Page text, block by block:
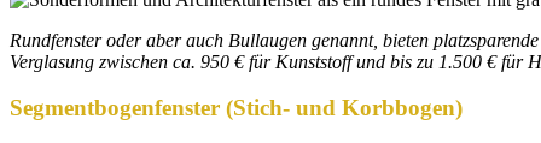
Rundfenster oder aber auch Bullaugen genannt, bieten
Verglasung zwischen ca. 950 € für Kunststoff und bis zu 1.500 € für
Segmentbogenfenster (Stich- und Korbbogen)